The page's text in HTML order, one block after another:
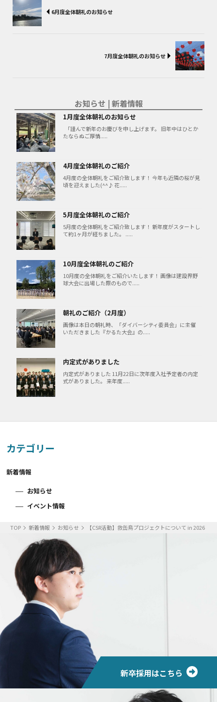
6月度全体朝礼のお知らせ
7月度全体朝礼のお知らせ
お知らせ | 新着情報
1月度全体朝礼のお知らせ
「謹んで新年のお慶びを申し上げます。 旧年中はひとか
たならぬご厚情.....
4月度全体朝礼のご紹介
4月度の全体朝礼をご紹介致します！ 今年も近隣の桜が見
頃を迎えました(^^♪ 花.....
5月度全体朝礼のご紹介
5月度の全体朝礼をご紹介致します！ 新年度がスタートし
て約1ヶ月が経ちました。 .....
10月度全体朝礼のご紹介
10月度の全体朝礼をご紹介いたします！ 画像は建設界野
球大会に出場した際のもので.....
朝礼のご紹介（2月度）
画像は本日の朝礼時、「ダイバーシティ委員会」に主催
いただきました『かるた大会』の.....
内定式がありました
内定式がありました 11月22日に次年度入社予定者の内定
式がありました。 来年度.....
カテゴリー
新着情報
お知らせ
イベント情報
TOP 新着情報 お知らせ 【CSR活動】救缶鳥プロジェクトについて in 2026
新卒採用はこちら